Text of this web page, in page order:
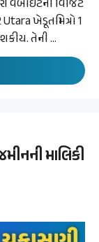
વેબાઈટની વિજિટ
ખેડૂતમિત્રો 1
તેની …
માલિકી